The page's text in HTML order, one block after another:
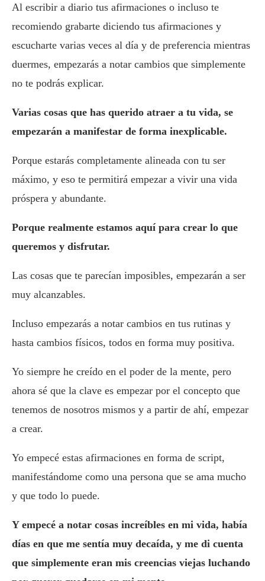
Al escribir a diario tus afirmaciones o incluso te
recomiendo grabarte diciendo tus afirmaciones y
escucharte varias veces al día y de preferencia mientras
duermes, empezarás a notar cambios que simplemente
no te podrás explicar.
Varias cosas que has querido atraer a tu vida, se
empezarán a manifestar de forma inexplicable.
Porque estarás completamente alineada con tu ser
máximo, y eso te permitirá empezar a vivir una vida
próspera y abundante.
Porque realmente estamos aquí para crear lo que
queremos y disfrutar.
Las cosas que te parecían imposibles, empezarán a ser
muy alcanzables.
Incluso empezarás a notar cambios en tus rutinas y
hasta cambios físicos, todos en forma muy positiva.
Yo siempre he creído en el poder de la mente, pero
ahora sé que la clave es empezar por el concepto que
tenemos de nosotros mismos y a partir de ahí, empezar
a crear.
Yo empecé estas afirmaciones en forma de script,
manifestándome como una persona que se ama mucho
y que todo lo puede.
Y empecé a notar cosas increíbles en mi vida, había
días en que me sentía muy decaída, y me di cuenta
que simplemente eran mis creencias viejas luchando